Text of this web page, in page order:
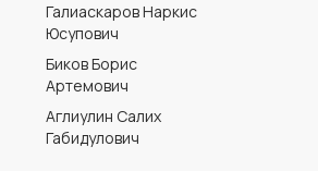
Галиаскаров Наркис
Юсупович
Биков Борис
Артемович
Аглиулин Салих
Габидулович